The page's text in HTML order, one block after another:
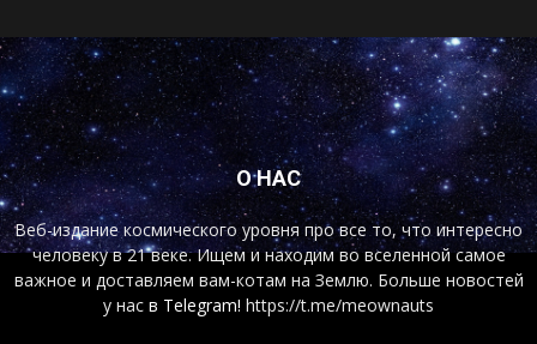
О НАС
Веб-издание космического уровня про все то, что интересно
человеку в 21 веке. Ищем и находим во вселенной самое
важное и доставляем вам-котам на Землю. Больше новостей
у нас в Telegram! https://t.me/meownauts